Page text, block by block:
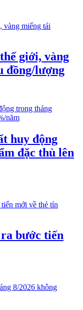
giới, vàng
đồng/lượng
huy động
đặc thù lên
bước tiến